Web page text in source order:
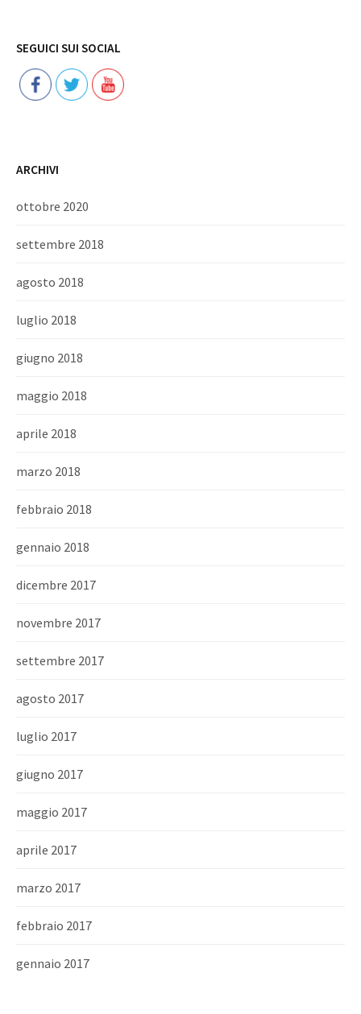
SEGUICI SUI SOCIAL
ARCHIVI
ottobre 2020
settembre 2018
agosto 2018
luglio 2018
giugno 2018
maggio 2018
aprile 2018
marzo 2018
febbraio 2018
gennaio 2018
dicembre 2017
novembre 2017
settembre 2017
agosto 2017
luglio 2017
giugno 2017
maggio 2017
aprile 2017
marzo 2017
febbraio 2017
gennaio 2017